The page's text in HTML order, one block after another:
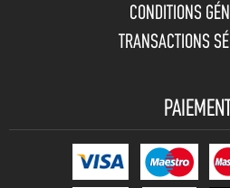
CONDITIONS
TRANSACTIONS